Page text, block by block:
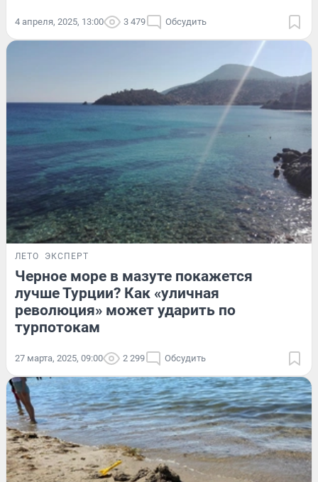
4 апреля, 2025, 13:00 3 479 Обсудить
ЛЕТО ЭКСПЕРТ
Черное море в мазуте покажется
лучше Турции? Как «уличная
революция» может ударить по
турпотокам
27 марта, 2025, 09:00 2 299 Обсудить